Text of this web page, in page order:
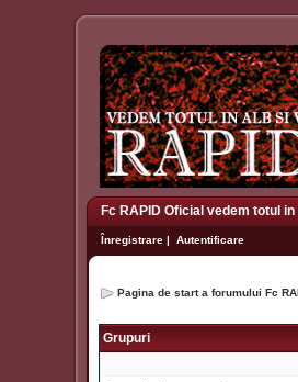
Fc RAPID Oficial vedem totul
Înregistrare | Autentificare
Pagina de start a forumului Fc
Grupuri